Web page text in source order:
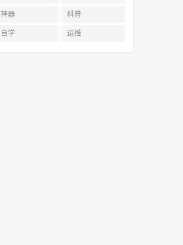
神器 科普
自学 运维